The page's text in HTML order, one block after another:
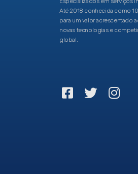
Até 2018 conhecida como
para um valor acrescentado
novas tecnologias e
global.